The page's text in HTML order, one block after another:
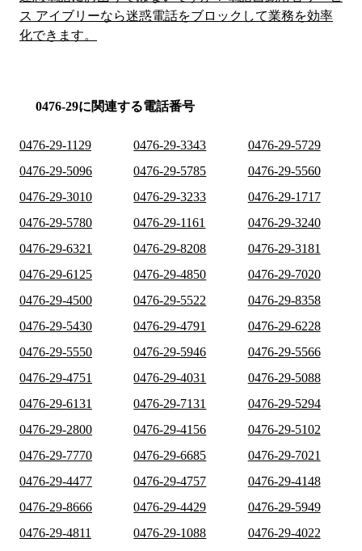
ス アイブリーなら迷惑電話をブロックして業務を効率
化できます。
0476-29に関連する電話番号
0476-29-1129 0476-29-3343
0476-29-5729
0476-29-5096
0476-29-5785
0476-29-5560
0476-29-3010
0476-29-3233
0476-29-1717
0476-29-5780
0476-29-1161
0476-29-3240
0476-29-6321
0476-29-8208
0476-29-3181
0476-29-6125
0476-29-4850
0476-29-7020
0476-29-4500
0476-29-5522
0476-29-8358
0476-29-5430
0476-29-4791
0476-29-6228
0476-29-5550
0476-29-5946
0476-29-5566
0476-29-4751
0476-29-4031
0476-29-5088
0476-29-6131
0476-29-7131
0476-29-5294
0476-29-2800
0476-29-4156
0476-29-5102
0476-29-7770
0476-29-6685
0476-29-7021
0476-29-4477
0476-29-4757
0476-29-4148
0476-29-8666
0476-29-4429
0476-29-5949
0476-29-4811
0476-29-1088
0476-29-4022